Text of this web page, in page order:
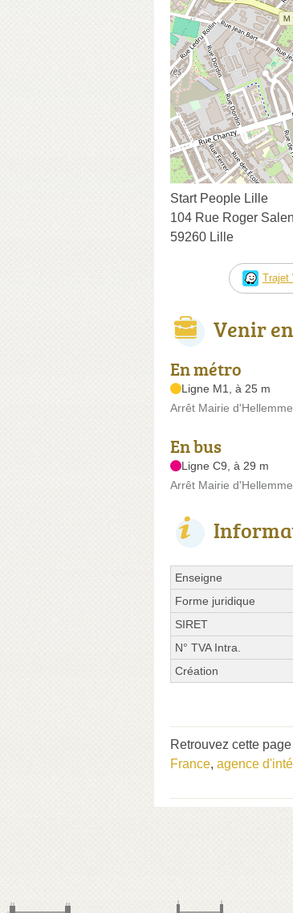
Start People Lille
104 Rue Roger
59260 Lille
Trajet
Venir
En métro
Ligne M1, à 25 m
Arrêt Mairie
En bus
Ligne C9, à 29 m
Arrêt Mairie
Enseigne
Forme juridique
SIRET
N° TVA Intra.
Création
Retrouvez cette
France, agence